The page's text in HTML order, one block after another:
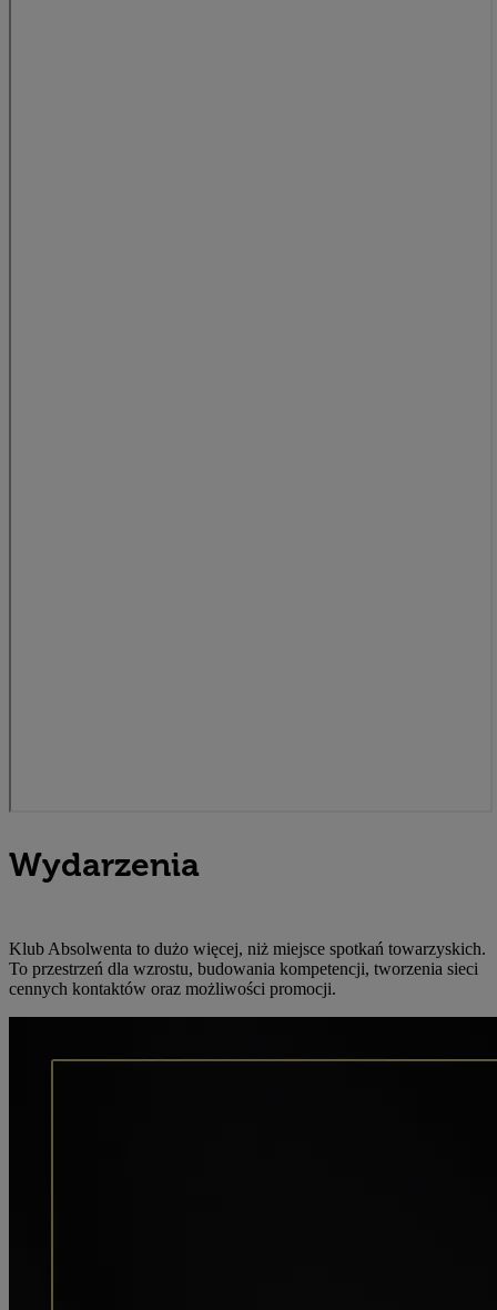
Wydarzenia
Klub Absolwenta to dużo więcej, niż miejsce spotkań towarzyskich.
To przestrzeń dla wzrostu, budowania kompetencji, tworzenia sieci
cennych kontaktów oraz możliwości promocji.